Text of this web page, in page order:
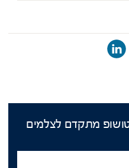
מתקדם לצלמים